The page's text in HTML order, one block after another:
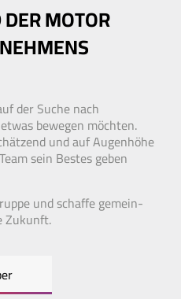
MOTOR
der Suche nach
bewegen möchten.
und auf Augen­höhe
sein Bestes geben
und schaffe gemein­
Zukunft.